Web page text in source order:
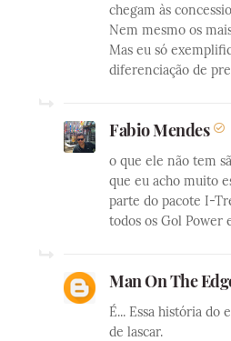
chegam às
Nem mesmo os
Mas eu só
diferenciação de
Fabio Mendes
o que ele não tem
que eu acho muito
parte do pacote I-
todos os Gol Power
Man On The
É... Essa história do
de lascar.